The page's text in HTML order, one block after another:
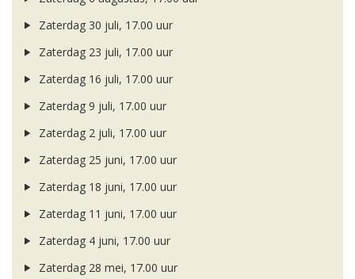
Zaterdag 30 juli, 17.00 uur
Zaterdag 23 juli, 17.00 uur
Zaterdag 16 juli, 17.00 uur
Zaterdag 9 juli, 17.00 uur
Zaterdag 2 juli, 17.00 uur
Zaterdag 25 juni, 17.00 uur
Zaterdag 18 juni, 17.00 uur
Zaterdag 11 juni, 17.00 uur
Zaterdag 4 juni, 17.00 uur
Zaterdag 28 mei, 17.00 uur